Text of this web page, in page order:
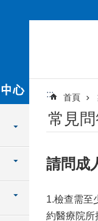
::: 首頁
常見
請問成
1.檢查需至
約醫療院所